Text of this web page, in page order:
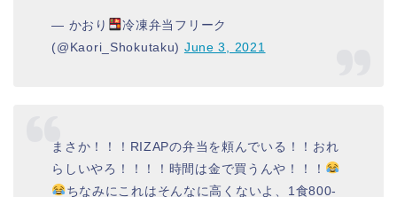
— かおり
冷凍弁当フリーク
(@Kaori_Shokutaku) June 3, 2021
まさか！！！RIZAPの弁当を頼んでいる！！おれ
らしいやろ！！！！時間は金で買うんや！！！
ちなみにこれはそんなに高くないよ、1食800-